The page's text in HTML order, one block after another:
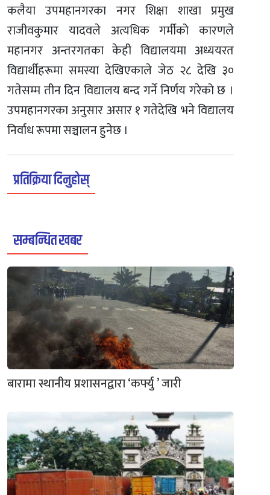
कलैया उपमहानगरका नगर शिक्षा शाखा प्रमुख
राजीवकुमार यादवले अत्यधिक गर्मीको कारणले
महानगर अन्तरगतका केही विद्यालयमा अध्ययरत
विद्यार्थीहरूमा समस्या देखिएकाले जेठ २८ देखि ३०
गतेसम्म तीन दिन विद्यालय बन्द गर्ने निर्णय गरेको छ ।
उपमहानगरका अनुसार असार १ गतेदेखि भने विद्यालय
निर्वाध रूपमा सञ्चालन हुनेछ ।
प्रतिक्रिया दिनुहोस्
सम्बन्धित खबर
बारामा स्थानीय प्रशासनद्वारा ‘कर्फ्यु ’ जारी